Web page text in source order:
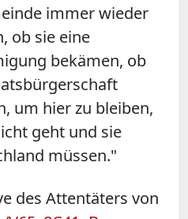
immer wieder
ob sie eine
bekämen, ob
um hier zu bleiben,
geht und sie
müssen."
des Attentäters von